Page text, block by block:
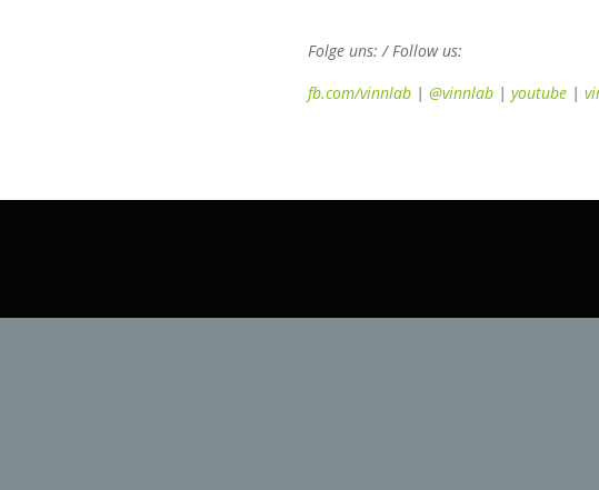
Folge uns: / Follow us:
fb.com/vinnlab | @vinnlab | youtube |